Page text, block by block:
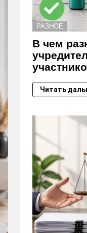
РАЗНОЕ
В чем
Читать